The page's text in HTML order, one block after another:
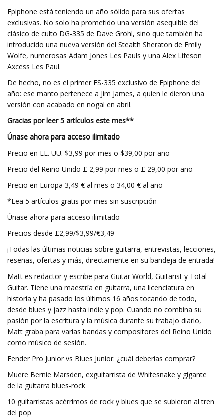
Epiphone está teniendo un año sólido para sus ofertas
exclusivas. No solo ha prometido una versión asequible del
clásico de culto DG-335 de Dave Grohl, sino que también ha
introducido una nueva versión del Stealth Sheraton de Emily
Wolfe, numerosas Adam Jones Les Pauls y una Alex Lifeson
Axcess Les Paul.
De hecho, no es el primer ES-335 exclusivo de Epiphone del
año: ese manto pertenece a Jim James, a quien le dieron una
versión con acabado en nogal en abril.
Gracias por leer 5 artículos este mes**
Únase ahora para acceso ilimitado
Precio en EE. UU. $3,99 por mes o $39,00 por año
Precio del Reino Unido £ 2,99 por mes o £ 29,00 por año
Precio en Europa 3,49 € al mes o 34,00 € al año
*Lea 5 artículos gratis por mes sin suscripción
Únase ahora para acceso ilimitado
Precios desde £2,99/$3,99/€3,49
¡Todas las últimas noticias sobre guitarra, entrevistas, lecciones,
reseñas, ofertas y más, directamente en su bandeja de entrada!
Matt es redactor y escribe para Guitar World, Guitarist y Total
Guitar. Tiene una maestría en guitarra, una licenciatura en
historia y ha pasado los últimos 16 años tocando de todo,
desde blues y jazz hasta indie y pop. Cuando no combina su
pasión por la escritura y la música durante su trabajo diario,
Matt graba para varias bandas y compositores del Reino Unido
como músico de sesión.
Fender Pro Junior vs Blues Junior: ¿cuál deberías comprar?
Muere Bernie Marsden, exguitarrista de Whitesnake y gigante
de la guitarra blues-rock
10 guitarristas acérrimos de rock y blues que se subieron al tren
del pop